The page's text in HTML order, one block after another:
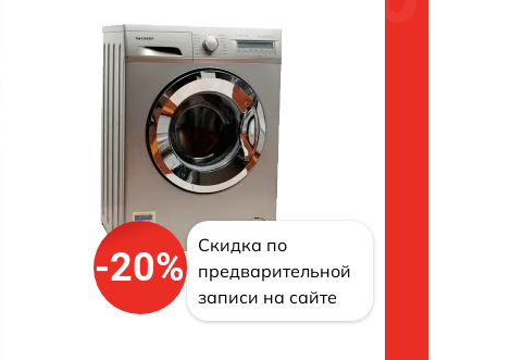
-20%
Скидка по
предварительной
записи на сайте